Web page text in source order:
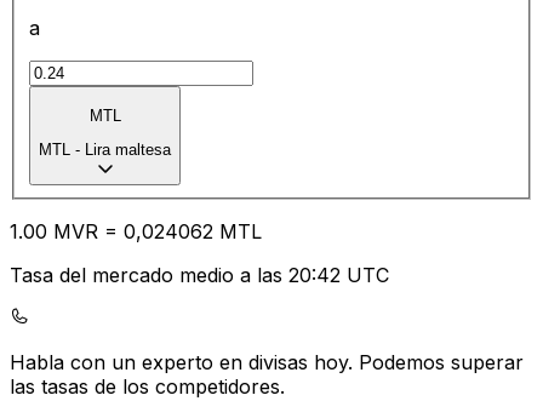
a
MTL
MTL - Lira maltesa
1.00 MVR = 0,024062 MTL
Tasa del mercado medio a las 20:42 UTC
Habla con un experto en divisas hoy. Podemos superar
las tasas de los competidores.